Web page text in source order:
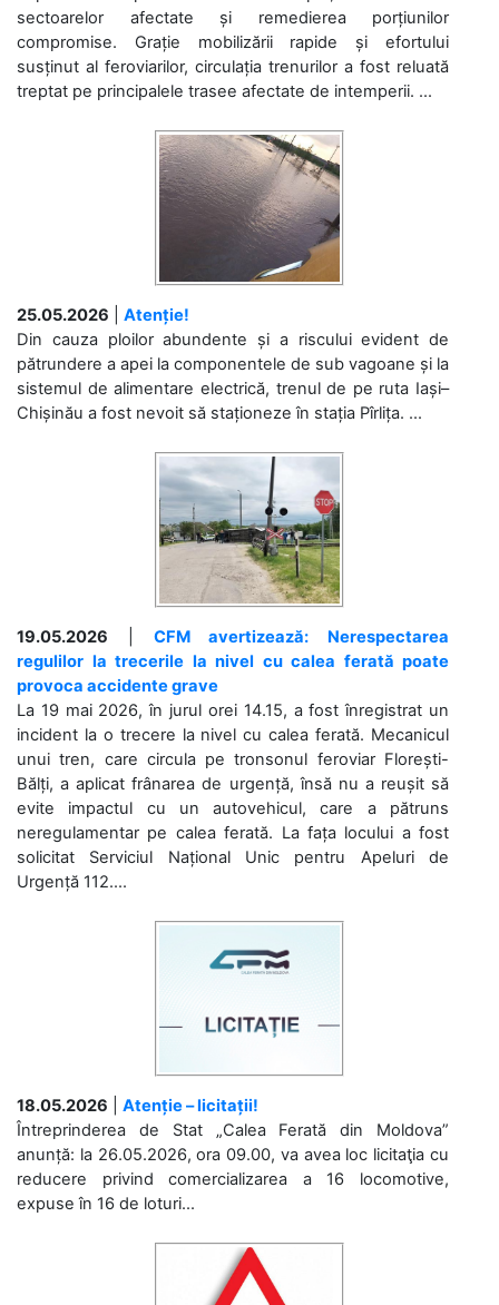
sectoarelor afectate și remedierea porțiunilor
compromise. Grație mobilizării rapide și efortului
susținut al feroviarilor, circulația trenurilor a fost reluată
treptat pe principalele trasee afectate de intemperii. ...
25.05.2026
Atenție!
Din cauza ploilor abundente și a riscului evident de
pătrundere a apei la componentele de sub vagoane și la
sistemul de alimentare electrică, trenul de pe ruta Iași–
Chișinău a fost nevoit să staționeze în stația Pîrlița. ...
19.05.2026
CFM avertizează: Nerespectarea
regulilor la trecerile la nivel cu calea ferată poate
provoca accidente grave
La 19 mai 2026, în jurul orei 14.15, a fost înregistrat un
incident la o trecere la nivel cu calea ferată. Mecanicul
unui tren, care circula pe tronsonul feroviar Florești-
Bălți, a aplicat frânarea de urgență, însă nu a reușit să
evite impactul cu un autovehicul, care a pătruns
neregulamentar pe calea ferată. La fața locului a fost
solicitat Serviciul Național Unic pentru Apeluri de
Urgență 112....
18.05.2026
Atenție – licitații!
Întreprinderea de Stat „Calea Ferată din Moldova”
anunță: la 26.05.2026, ora 09.00, va avea loc licitaţia cu
reducere privind comercializarea a 16 locomotive,
expuse în 16 de loturi...